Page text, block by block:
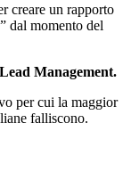
creare un rapporto
dal momento del
Lead Management.
per cui la maggior
falliscono.